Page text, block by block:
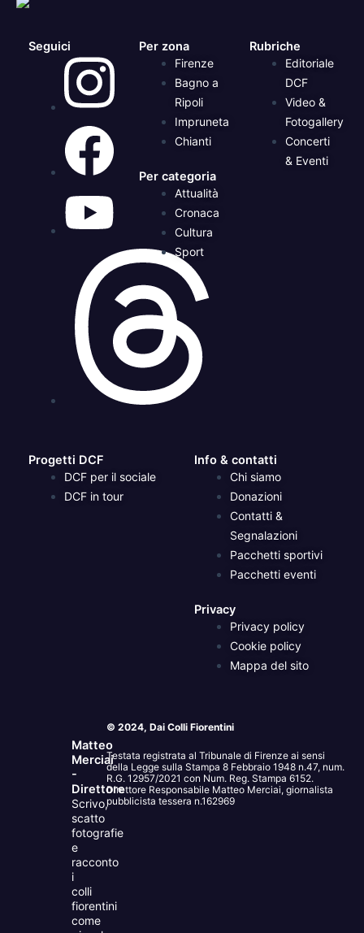
Seguici Per zona
Firenze
Bagno a
Ripoli
Impruneta
Chianti
Per categoria
Attualità
Cronaca
Cultura
Sport
Rubriche
Editoriale
DCF
Video &
Fotogallery
Concerti
& Eventi
Progetti DCF
DCF per il sociale
DCF in tour
Info & contatti
Chi siamo
Donazioni
Contatti &
Segnalazioni
Pacchetti sportivi
Pacchetti eventi
Privacy
Privacy policy
Cookie policy
Mappa del sito
Matteo
Merciai
-
Direttore
Scrivo,
scatto
fotografie
e
racconto
i
colli
fiorentini
come
© 2024, Dai Colli Fiorentini
Testata registrata al Tribunale di Firenze ai sensi
della Legge sulla Stampa 8 Febbraio 1948 n.47, num.
R.G. 12957/2021 con Num. Reg. Stampa 6152.
Direttore Responsabile Matteo Merciai, giornalista
pubblicista tessera n.162969